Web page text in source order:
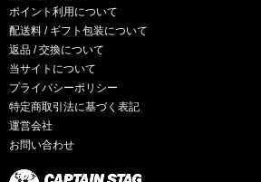
ポイント利用について
配送料 / ギフト包装について
返品 / 交換について
当サイトについて
プライバシーポリシー
特定商取引法に基づく表記
運営会社
お問い合わせ